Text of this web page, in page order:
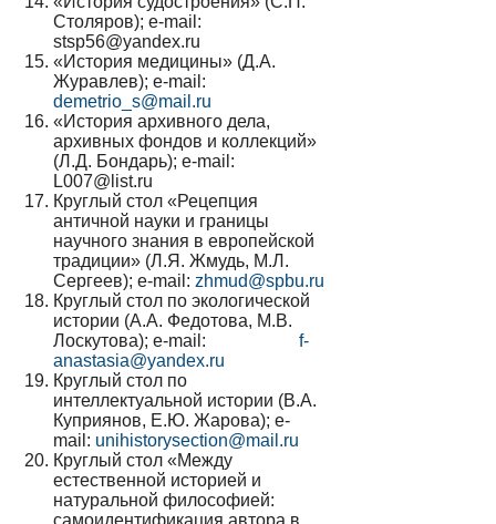
Столяров); e-mail:
stsp56@yandex.ru
«История медицины» (Д.А.
Журавлев); e-mail:
demetrio_s@mail.ru
«История архивного дела,
архивных фондов и коллекций»
(Л.Д. Бондарь); e-mail:
L007@list.ru
Круглый стол «Рецепция
античной науки и границы
научного знания в европейской
традиции» (Л.Я. Жмудь, М.Л.
Сергеев); e-mail: zhmud@spbu.ru
Круглый стол по экологической
истории (А.А. Федотова, М.В.
Лоскутова); e-mail: f-
anastasia@yandex.ru
Круглый стол по
интеллектуальной истории (В.А.
Куприянов, Е.Ю. Жарова); e-
mail: unihistorysection@mail.ru
Круглый стол «Между
естественной историей и
натуральной философией:
самоидентификация автора в